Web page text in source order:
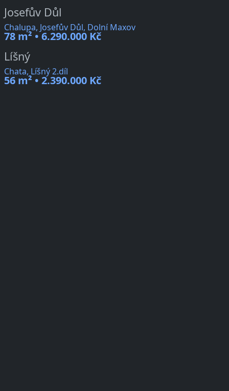
Josefův Důl
Chalupa, Josefův Důl, Dolní Maxov
78 m² • 6.290.000 Kč
Líšný
Chata, Líšný 2.díl
56 m² • 2.390.000 Kč